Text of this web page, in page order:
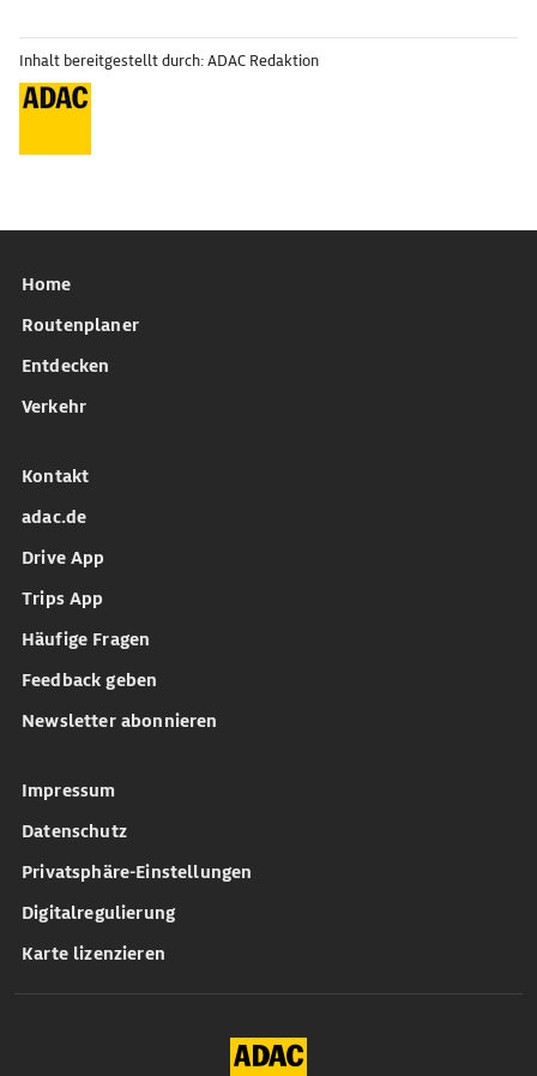
Inhalt bereitgestellt durch: ADAC Redaktion
Home
Routenplaner
Entdecken
Verkehr
Kontakt
adac.de
Drive App
Trips App
Häufige Fragen
Feedback geben
Newsletter abonnieren
Impressum
Datenschutz
Privatsphäre-Einstellungen
Digitalregulierung
Karte lizenzieren